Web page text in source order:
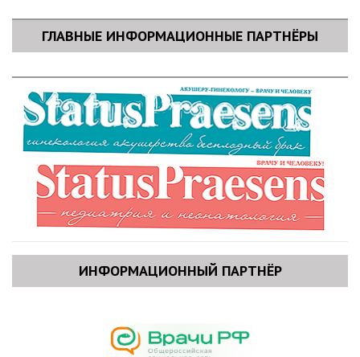
ГЛАВНЫЕ ИНФОРМАЦИОННЫЕ ПАРТНЁРЫ
ИНФОРМАЦИОННЫЙ ПАРТНЁР